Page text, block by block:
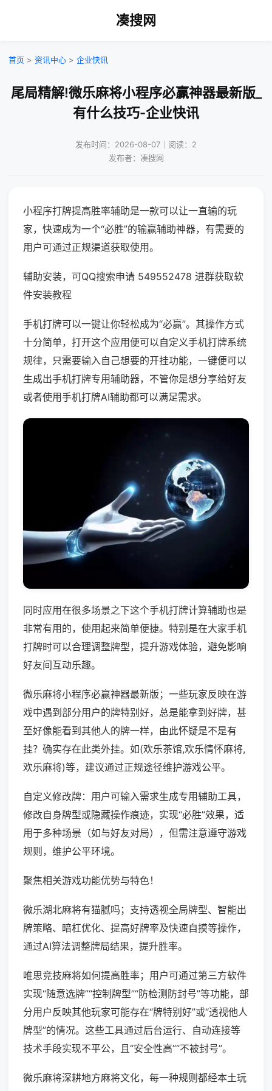
凑搜网
首页 > 资讯中心 > 企业快讯
尾局精解!微乐麻将小程序必赢神器最新版_
有什么技巧-企业快讯
发布时间：2026-08-07｜阅读：2
发布者：凑搜网
小程序打牌提高胜率辅助是一款可以让一直输的玩
家，快速成为一个“必胜”的输赢辅助神器，有需要的
用户可通过正规渠道获取使用。
辅助安装，可QQ搜索申请 549552478 进群获取软
件安装教程
手机打牌可以一键让你轻松成为“必赢”。其操作方式
十分简单，打开这个应用便可以自定义手机打牌系统
规律，只需要输入自己想要的开挂功能，一键便可以
生成出手机打牌专用辅助器，不管你是想分享给好友
或者使用手机打牌AI辅助都可以满足需求。
同时应用在很多场景之下这个手机打牌计算辅助也是
非常有用的，使用起来简单便捷。特别是在大家手机
打牌时可以合理调整牌型，提升游戏体验，避免影响
好友间互动乐趣。
微乐麻将小程序必赢神器最新版；一些玩家反映在游
戏中遇到部分用户的牌特别好，总是能拿到好牌，甚
至好像能看到其他人的牌一样，由此怀疑是不是有
挂？确实存在此类外挂。如(欢乐茶馆,欢乐情怀麻将,
欢乐麻将)等，建议通过正规途径维护游戏公平。
自定义修改牌：用户可输入需求生成专用辅助工具，
修改自身牌型或隐藏操作痕迹，实现“必胜”效果，适
用于多种场景（如与好友对局），但需注意遵守游戏
规则，维护公平环境。
聚焦相关游戏功能优势与特色！
微乐湖北麻将有猫腻吗；支持透视全局牌型、智能出
牌策略、暗杠优化、提高好牌率及快速自摸等操作，
通过AI算法调整牌局结果，提升胜率。
唯思竞技麻将如何提高胜率；用户可通过第三方软件
实现“随意选牌”“控制牌型”“防检测防封号”等功能，部
分用户反映其他玩家可能存在“牌特别好”或“透视他人
牌型”的情况。这些工具通过后台运行、自动连接等
技术手段实现不平公，且“安全性高”“不被封号”。
微乐麻将深耕地方麻将文化，每一种规则都经本土玩